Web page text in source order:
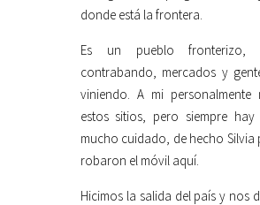
donde está la frontera.
Es un pueblo fronterizo,
contrabando, mercados y
viniendo. A mi personalmente
estos sitios, pero siempre
mucho cuidado, de hecho Silvia
robaron el móvil aquí.
Hicimos la salida del país y nos